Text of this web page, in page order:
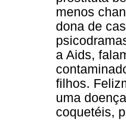
menos
dona de
a Aids,
filhos.
uma
coquetéis,